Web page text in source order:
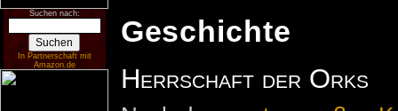
Suchen nach:
In Partnerschaft mit
Amazon.de
Geschichte
Herrschaft der Orks